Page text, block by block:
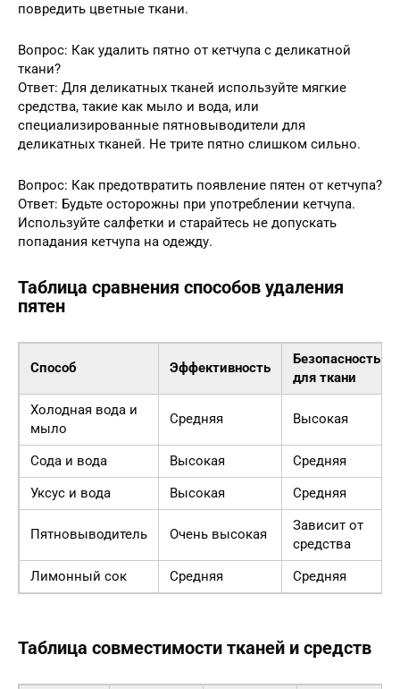
повредить цветные ткани.
Вопрос: Как удалить пятно от кетчупа с деликатной
ткани?
Ответ: Для деликатных тканей используйте мягкие
средства, такие как мыло и вода, или
специализированные пятновыводители для
деликатных тканей. Не трите пятно слишком сильно.
Вопрос: Как предотвратить появление пятен от кетчупа?
Ответ: Будьте осторожны при употреблении кетчупа.
Используйте салфетки и старайтесь не допускать
попадания кетчупа на одежду.
Таблица сравнения способов удаления
пятен
Способ Эффективность
Безопасность
для ткани
Холодная вода и
мыло
Средняя Высокая
Сода и вода Высокая
Средняя
Уксус и вода
Высокая Средняя
Пятновыводитель Очень высокая
Зависит от
средства
Лимонный сок
Средняя Средняя
Таблица совместимости тканей и средств